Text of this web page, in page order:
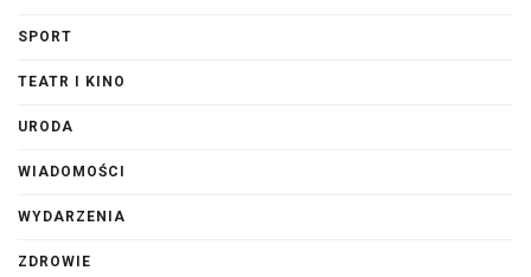
SPORT
TEATR I KINO
URODA
WIADOMOŚCI
WYDARZENIA
ZDROWIE